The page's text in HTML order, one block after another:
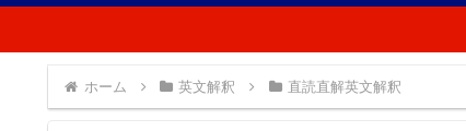
ホーム 英文解釈 直読直解英文解釈